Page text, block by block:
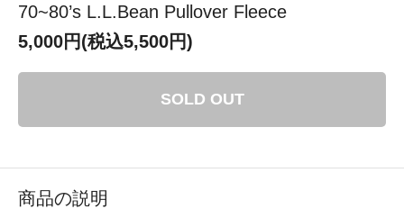
70~80’s L.L.Bean Pullover Fleece
5,000円(税込5,500円)
SOLD OUT
商品の説明